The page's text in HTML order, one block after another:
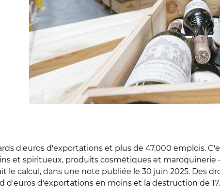
d'euros d'exportations et plus de 47.000 emplois.
et spiritueux, produits cosmétiques et maroquinerie
le calcul, dans une note publiée le 30 juin 2025. Des
d'euros d'exportations en moins et la destruction de